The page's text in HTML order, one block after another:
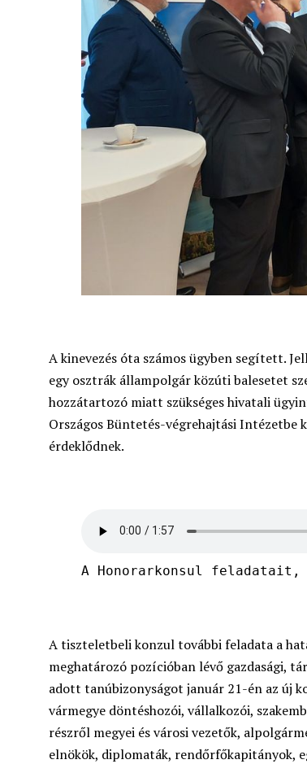
A kinevezés óta számos ügyben segített.
egy osztrák állampolgár közúti balesetet
hozzátartozó miatt szükséges hivatali
Országos Büntetés-végrehajtási Intézetbe
érdeklődnek.
A Honorarkonsul
A tiszteletbeli konzul további feladata a
meghatározó pozícióban lévő gazdasági,
adott tanúbizonyságot január 21-én az új
vármegye döntéshozói, vállalkozói,
részről megyei és városi vezetők,
elnökök, diplomaták, rendőrfőkapitányok,